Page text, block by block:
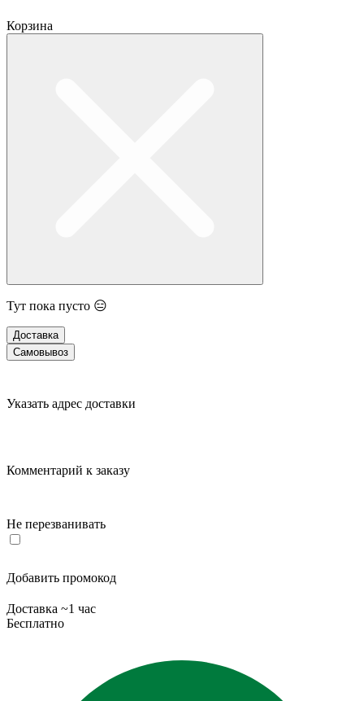
Корзина
Тут пока пусто 😑
Доставка
Самовывоз
Указать адрес доставки
Комментарий к заказу
Не перезванивать
Добавить промокод
Доставка ~1 час
Бесплатно